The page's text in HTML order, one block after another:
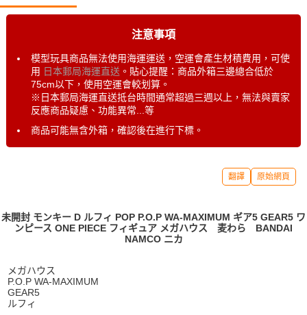
注意事項
模型玩具商品無法使用海運運送，空運會產生材積費用，可使
用 日本郵局海運直送。貼心提醒：商品外箱三邊總合低於
75cm以下，使用空運會較划算。
※日本郵局海運直送抵台時間通常超過三週以上，無法與賣家
反應商品疑慮、功能異常...等
商品可能無含外箱，確認後在進行下標。
翻譯 原始網頁
未開封 モンキー D ルフィ POP P.O.P WA-MAXIMUM ギア5 GEAR5 ワ
ンピース ONE PIECE フィギュア メガハウス 麦わら BANDAI
NAMCO ニカ
メガハウス
P.O.P WA-MAXIMUM
GEAR5
ルフィ